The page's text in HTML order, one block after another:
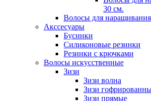
30 см.
Волосы для наращивания
Акссесуары
Бусинки
Силиконовые резинки
Резинки с крючками
Волосы искусственные
Зизи
Зизи волна
Зизи
Зизи прямые